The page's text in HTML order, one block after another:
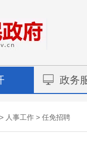
政务
> 人事工作 > 任免招聘